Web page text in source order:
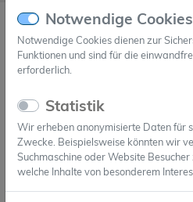
Notwendige Cookies
Notwendige Cookies dienen zur
Funktionen und sind für die
erforderlich.
Statistik
Wir erheben anonymisierte Daten für
Zwecke. Beispielsweise könnten wir
Suchmaschine oder Website
welche Inhalte von besonderem
Axiotherm entwickelt
Kältespeicher für
Ganz ohne Trockeneis